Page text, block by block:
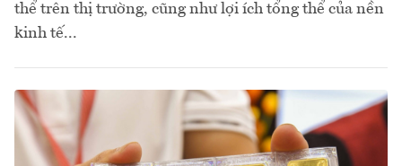
thể trên thị trường, cũng như lợi ích tổng thể của nền
kinh tế...